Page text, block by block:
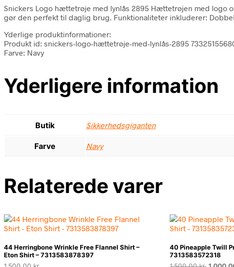
Snickers Logo hættetrøje med lynlås 2895 Hættetrøjen med logo
gør den perfekt til daglig brug. Funktionaliteter inkluderer: Dobbel
Yderlige produktinformationer:
Produkt id: snickers-logo-hættetrøje-med-lynlås-2895
Farve: Navy
Yderligere information
Butik Sikkerhedsgiganten
Farve Navy
Relaterede varer
44 Herringbone Wrinkle Free Flannel Shirt –
Eton Shirt – 7313583878397
40 Pineapple Twill
7313583572318